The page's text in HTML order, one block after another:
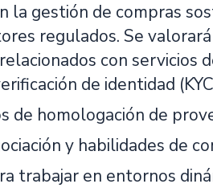
la gestión de compras
regulados. Se
con servicios
de identidad
de homologación de
y habilidades de
trabajar en entornos